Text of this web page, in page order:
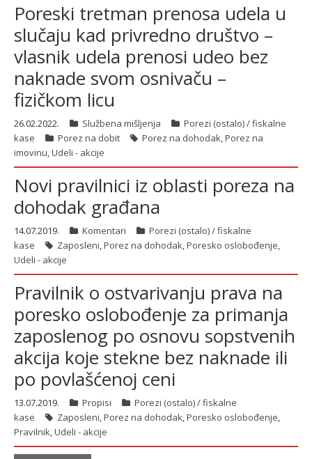
Poreski tretman prenosa udela u
slučaju kad privredno društvo –
vlasnik udela prenosi udeo bez
naknade svom osnivaču –
fizičkom licu
26.02.2022. Službena mišljenja
Porezi (ostalo) / fiskalne
kase
Porez na dobit Porez na dohodak,Porez na
imovinu,Udeli - akcije
Novi pravilnici iz oblasti poreza na
dohodak građana
14.07.2019. Komentari
Porezi (ostalo) / fiskalne
kase
Zaposleni,Porez na dohodak,Poresko oslobođenje,
Udeli - akcije
Pravilnik o ostvarivanju prava na
poresko oslobođenje za primanja
zaposlenog po osnovu sopstvenih
akcija koje stekne bez naknade ili
po povlašćenoj ceni
13.07.2019. Propisi
Porezi (ostalo) / fiskalne
kase
Zaposleni,Porez na dohodak,Poresko oslobođenje,
Pravilnik,Udeli - akcije